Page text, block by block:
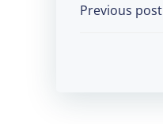
Post
Previous post